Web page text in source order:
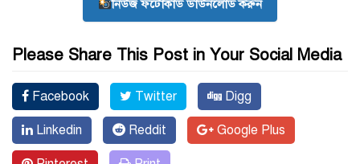
নিউজ ফটোকার্ড ডাউনলোড করুন
Please Share This Post in Your Social Media
Facebook Twitter Digg
Linkedin Reddit Google Plus